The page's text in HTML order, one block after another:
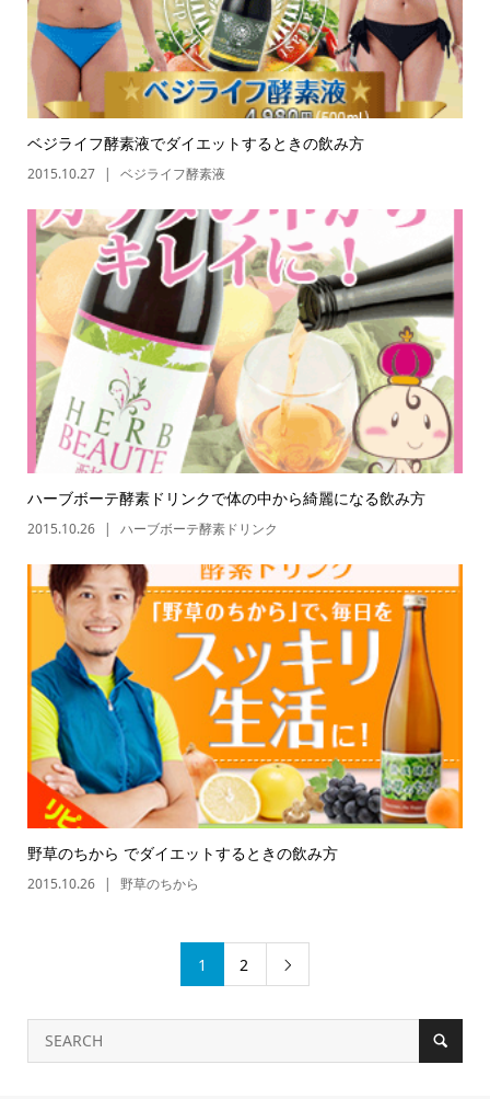
ベジライフ酵素液でダイエットするときの飲み方
2015.10.27 ベジライフ酵素液
ハーブボーテ酵素ドリンクで体の中から綺麗になる飲み方
2015.10.26 ハーブボーテ酵素ドリンク
野草のちから でダイエットするときの飲み方
2015.10.26 野草のちから
1 2 